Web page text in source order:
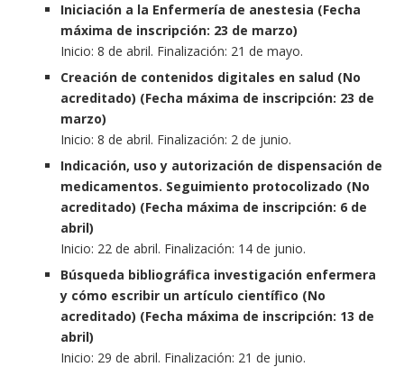
Iniciación a la Enfermería de anestesia (Fecha
máxima de inscripción: 23 de marzo)
Inicio: 8 de abril. Finalización: 21 de mayo.
Creación de contenidos digitales en salud (No
acreditado) (Fecha máxima de inscripción: 23 de
marzo)
Inicio: 8 de abril. Finalización: 2 de junio.
Indicación, uso y autorización de dispensación de
medicamentos. Seguimiento protocolizado (No
acreditado) (Fecha máxima de inscripción: 6 de
abril)
Inicio: 22 de abril. Finalización: 14 de junio.
Búsqueda bibliográfica investigación enfermera
y cómo escribir un artículo científico (No
acreditado) (Fecha máxima de inscripción: 13 de
abril)
Inicio: 29 de abril. Finalización: 21 de junio.